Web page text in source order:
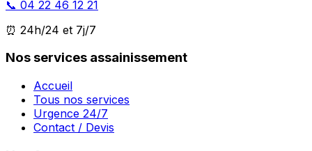
📞 04 22 46 12 21
⏰ 24h/24 et 7j/7
Nos services assainissement
Accueil
Tous nos services
Urgence 24/7
Contact / Devis